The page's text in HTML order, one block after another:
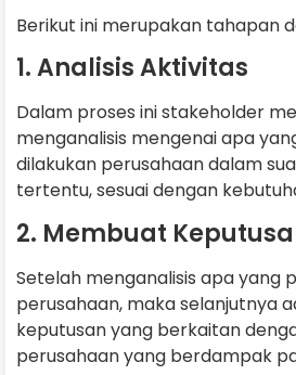
Berikut ini merupakan tahapan
1. Analisis Aktivitas
Dalam proses ini stakeholder
menganalisis mengenai apa
dilakukan perusahaan dalam
tertentu, sesuai dengan
2. Membuat
Setelah menganalisis apa yang
perusahaan, maka selanjutnya
keputusan yang berkaitan
perusahaan yang berdampak